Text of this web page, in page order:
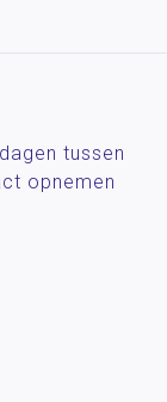
tussen
opnemen